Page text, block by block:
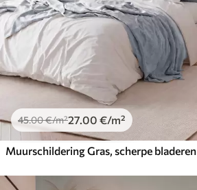
45.00€/m²27.00 €/m²
Muurschildering Gras, scherpe bladeren